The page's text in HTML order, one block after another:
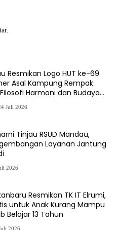
Resmikan Logo HUT ke-69
Asal Kampung Rempak
Harmoni dan Budaya
Juli 2026
Tinjau RSUD Mandau,
Layanan Jantung
2026
Resmikan TK IT Elrumi,
untuk Anak Kurang Mampu
Belajar 13 Tahun
2026